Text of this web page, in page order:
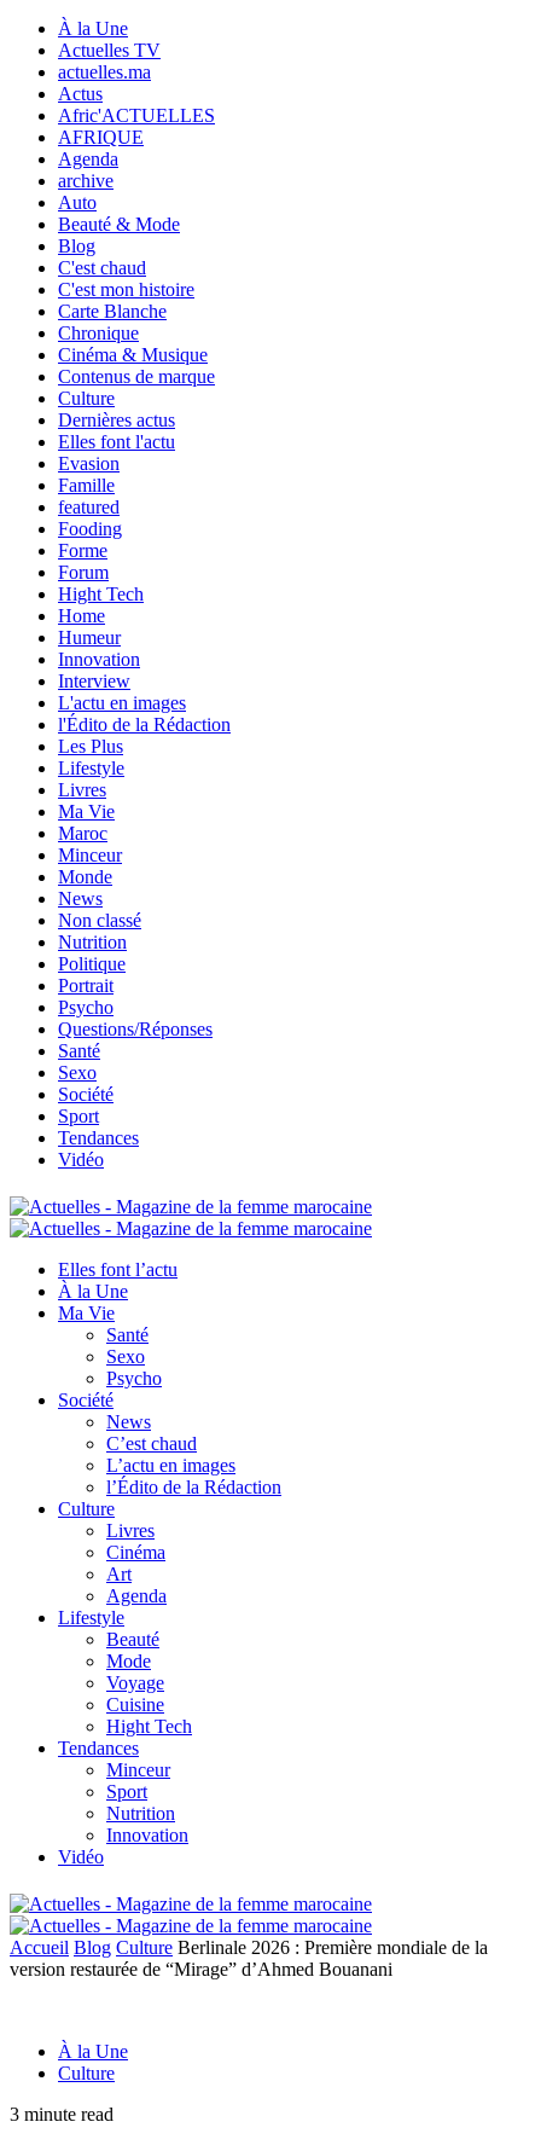
À la Une
Actuelles TV
actuelles.ma
Actus
Afric'ACTUELLES
AFRIQUE
Agenda
archive
Auto
Beauté & Mode
Blog
C'est chaud
C'est mon histoire
Carte Blanche
Chronique
Cinéma & Musique
Contenus de marque
Culture
Dernières actus
Elles font l'actu
Evasion
Famille
featured
Fooding
Forme
Forum
Hight Tech
Home
Humeur
Innovation
Interview
L'actu en images
l'Édito de la Rédaction
Les Plus
Lifestyle
Livres
Ma Vie
Maroc
Minceur
Monde
News
Non classé
Nutrition
Politique
Portrait
Psycho
Questions/Réponses
Santé
Sexo
Société
Sport
Tendances
Vidéo
Elles font l’actu
À la Une
Ma Vie
Santé
Sexo
Psycho
Société
News
C’est chaud
L’actu en images
l’Édito de la Rédaction
Culture
Livres
Cinéma
Art
Agenda
Lifestyle
Beauté
Mode
Voyage
Cuisine
Hight Tech
Tendances
Minceur
Sport
Nutrition
Innovation
Vidéo
Accueil Blog Culture Berlinale 2026 : Première mondiale de la
version restaurée de “Mirage” d’Ahmed Bouanani
À la Une
Culture
3 minute read